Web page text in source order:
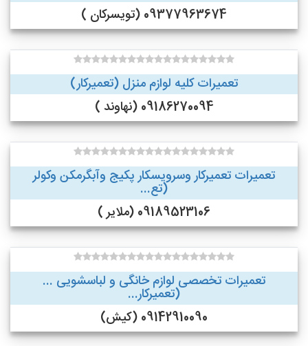
09377963674 (تویسرکان )
تعمیرات کلیه لوازم منزل (تعمیرکار)
09186270094 (نهاوند )
تعمیرات تعمیرکار وسرویسکار پکیج وآبگرمکن وکولر
(تع...
09189523106 (ملایر )
تعمیرات تخصصی لوازم خانگی و لباسشویی ...
(تعمیرکار...
09142910090 (کیش)